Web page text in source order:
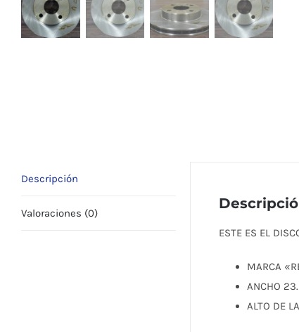
Descripción
Valoraciones (0)
ESTE ES EL
MARCA
ANCHO
ALTO DE